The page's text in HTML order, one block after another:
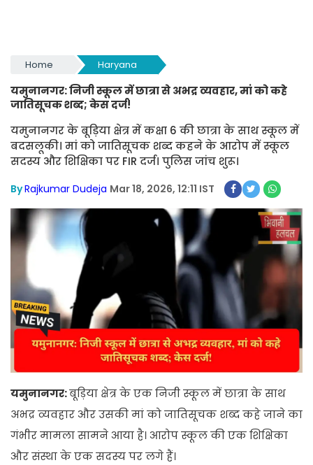
Home Haryana
यमुनानगर: निजी स्कूल में छात्रा से अभद्र व्यवहार, मां को कहे
जातिसूचक शब्द; केस दर्ज!
यमुनानगर के बूड़िया क्षेत्र में कक्षा 6 की छात्रा के साथ स्कूल में
बदसलूकी। मां को जातिसूचक शब्द कहने के आरोप में स्कूल
सदस्य और शिक्षिका पर FIR दर्ज। पुलिस जांच शुरू।
ByRajkumar Dudeja Mar 18, 2026, 12:11 IST
यमुनानगर:बूड़िया क्षेत्र के एक निजी स्कूल में छात्रा के साथ
अभद्र व्यवहार और उसकी मां को जातिसूचक शब्द कहे जाने का
गंभीर मामला सामने आया है। आरोप स्कूल की एक शिक्षिका
और संस्था के एक सदस्य पर लगे हैं।